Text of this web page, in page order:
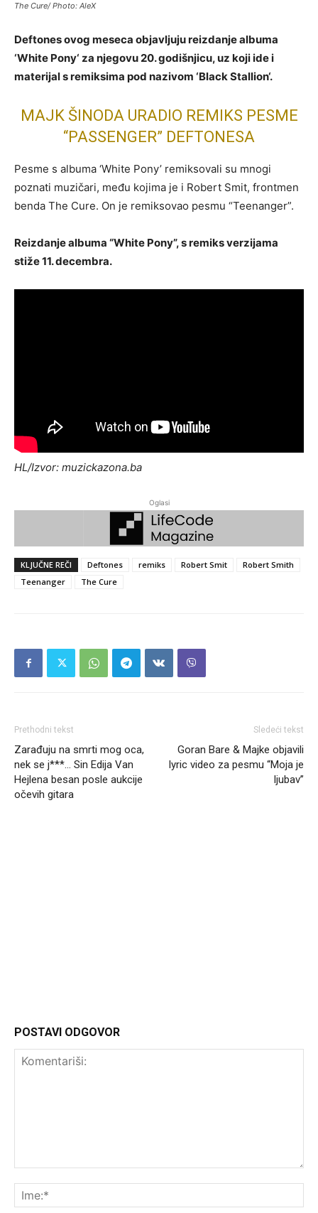
The Cure/ Photo: AleX
Deftones ovog meseca objavljuju reizdanje albuma
‘White Pony‘ za njegovu 20. godišnjicu, uz koji ide i
materijal s remiksima pod nazivom ‘Black Stallion‘.
MAJK ŠINODA URADIO REMIKS PESME
“PASSENGER” DEFTONESA
Pesme s albuma ‘White Pony’ remiksovali su mnogi
poznati muzičari, među kojima je i Robert Smit, frontmen
benda The Cure. On je remiksovao pesmu “Teenanger”.
Reizdanje albuma “White Pony”, s remiks verzijama
stiže 11. decembra.
HL/Izvor: muzickazona.ba
Oglasi
KLJUČNE REČI Deftones remiks Robert Smit
Robert Smith
Teenanger
The Cure
Prethodni tekst
Zarađuju na smrti mog oca,
nek se j***… Sin Edija Van
Hejlena besan posle aukcije
očevih gitara
Sledeći tekst
Goran Bare & Majke objavili
lyric video za pesmu “Moja je
ljubav”
POSTAVI ODGOVOR